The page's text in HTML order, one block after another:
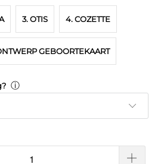
3. OTIS 4. COZETTE
GEBOORTEKAART
ⓘ